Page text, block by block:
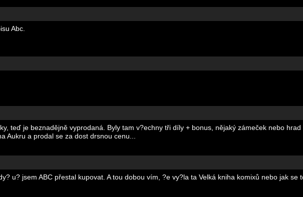
Abc.
teď je beznadějně vyprodaná. Byly tam v?echny tři díly + bonus, nějaký zámeček nebo
Aukru a prodal se za dost drsnou cenu...
u? jsem ABC přestal kupovat. A tou dobou vím, ?e vy?la ta Velká kniha komixů nebo jak se